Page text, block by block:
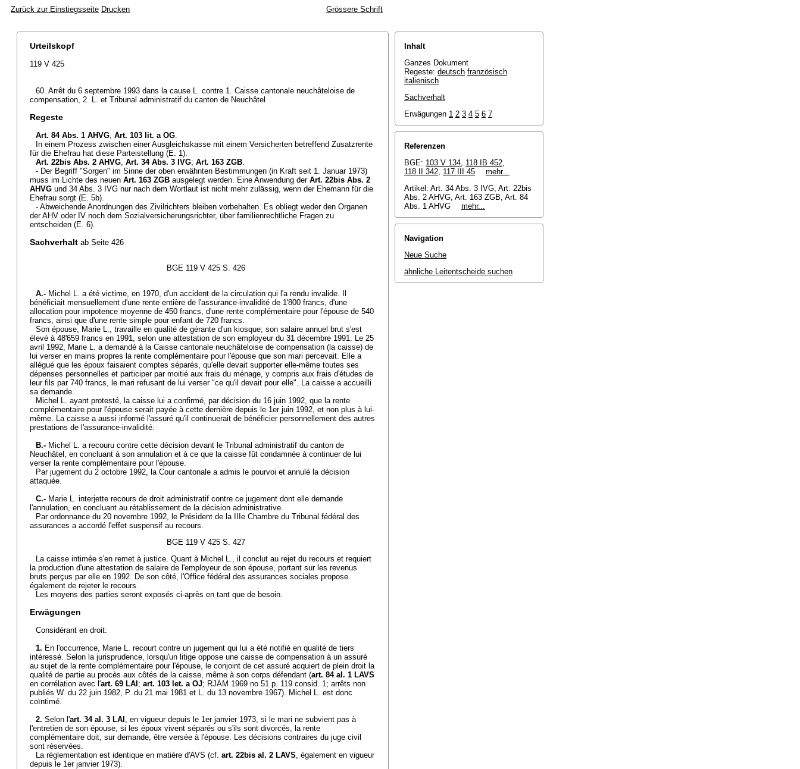
Zurück zur Einstiegsseite Drucken Grössere Schrift
Urteilskopf
119 V 425
60. Arrêt du 6 septembre 1993 dans la cause L. contre 1. Caisse cantonale neuchâteloise de
compensation, 2. L. et Tribunal administratif du canton de Neuchâtel
Regeste
Art. 84 Abs. 1 AHVG, Art. 103 lit. a OG.
In einem Prozess zwischen einer Ausgleichskasse mit einem Versicherten betreffend Zusatzrente
für die Ehefrau hat diese Parteistellung (E. 1).
Art. 22bis Abs. 2 AHVG, Art. 34 Abs. 3 IVG; Art. 163 ZGB.
- Der Begriff "Sorgen" im Sinne der oben erwähnten Bestimmungen (in Kraft seit 1. Januar 1973)
muss im Lichte des neuen Art. 163 ZGB ausgelegt werden. Eine Anwendung der Art. 22bis Abs. 2
AHVG und 34 Abs. 3 IVG nur nach dem Wortlaut ist nicht mehr zulässig, wenn der Ehemann für die
Ehefrau sorgt (E. 5b).
- Abweichende Anordnungen des Zivilrichters bleiben vorbehalten. Es obliegt weder den Organen
der AHV oder IV noch dem Sozialversicherungsrichter, über familienrechtliche Fragen zu
entscheiden (E. 6).
Sachverhalt ab Seite 426
BGE 119 V 425 S. 426
A.- Michel L. a été victime, en 1970, d'un accident de la circulation qui l'a rendu invalide. Il
bénéficiait mensuellement d'une rente entière de l'assurance-invalidité de 1'800 francs, d'une
allocation pour impotence moyenne de 450 francs, d'une rente complémentaire pour l'épouse de 540
francs, ainsi que d'une rente simple pour enfant de 720 francs.
Son épouse, Marie L., travaille en qualité de gérante d'un kiosque; son salaire annuel brut s'est
élevé à 48'659 francs en 1991, selon une attestation de son employeur du 31 décembre 1991. Le 25
avril 1992, Marie L. a demandé à la Caisse cantonale neuchâteloise de compensation (la caisse) de
lui verser en mains propres la rente complémentaire pour l'épouse que son mari percevait. Elle a
allégué que les époux faisaient comptes séparés, qu'elle devait supporter elle-même toutes ses
dépenses personnelles et participer par moitié aux frais du ménage, y compris aux frais d'études de
leur fils par 740 francs, le mari refusant de lui verser "ce qu'il devait pour elle". La caisse a accueilli
sa demande.
Michel L. ayant protesté, la caisse lui a confirmé, par décision du 16 juin 1992, que la rente
complémentaire pour l'épouse serait payée à cette dernière depuis le 1er juin 1992, et non plus à lui-
même. La caisse a aussi informé l'assuré qu'il continuerait de bénéficier personnellement des autres
prestations de l'assurance-invalidité.
B.- Michel L. a recouru contre cette décision devant le Tribunal administratif du canton de
Neuchâtel, en concluant à son annulation et à ce que la caisse fût condamnée à continuer de lui
verser la rente complémentaire pour l'épouse.
Par jugement du 2 octobre 1992, la Cour cantonale a admis le pourvoi et annulé la décision
attaquée.
C.- Marie L. interjette recours de droit administratif contre ce jugement dont elle demande
l'annulation, en concluant au rétablissement de la décision administrative.
Par ordonnance du 20 novembre 1992, le Président de la IIIe Chambre du Tribunal fédéral des
assurances a accordé l'effet suspensif au recours.
BGE 119 V 425 S. 427
La caisse intimée s'en remet à justice. Quant à Michel L., il conclut au rejet du recours et requiert
la production d'une attestation de salaire de l'employeur de son épouse, portant sur les revenus
bruts perçus par elle en 1992. De son côté, l'Office fédéral des assurances sociales propose
également de rejeter le recours.
Les moyens des parties seront exposés ci-après en tant que de besoin.
Erwägungen
Considérant en droit:
1. En l'occurrence, Marie L. recourt contre un jugement qui lui a été notifié en qualité de tiers
intéressé. Selon la jurisprudence, lorsqu'un litige oppose une caisse de compensation à un assuré
au sujet de la rente complémentaire pour l'épouse, le conjoint de cet assuré acquiert de plein droit la
qualité de partie au procès aux côtés de la caisse, même à son corps défendant (art. 84 al. 1 LAVS
en corrélation avec l'art. 69 LAI ; art. 103 let. a OJ; RJAM 1969 no 51 p. 119 consid. 1; arrêts non
publiés W. du 22 juin 1982, P. du 21 mai 1981 et L. du 13 novembre 1967). Michel L. est donc
coïntimé.
2. Selon l'art. 34 al. 3 LAI , en vigueur depuis le 1er janvier 1973, si le mari ne subvient pas à
l'entretien de son épouse, si les époux vivent séparés ou s'ils sont divorcés, la rente
complémentaire doit, sur demande, être versée à l'épouse. Les décisions contraires du juge civil
sont réservées.
La réglementation est identique en matière d'AVS (cf. art. 22bis al. 2 LAVS, également en vigueur
depuis le 1er janvier 1973).
Inhalt
Ganzes Dokument
Regeste: deutsch französisch
italienisch
Sachverhalt
Erwägungen 1 2 3 4 5 6 7
Referenzen
BGE: 103 V 134, 118 IB 452,
118 II 342, 117 III 45
mehr...
Artikel: Art. 34 Abs. 3 IVG, Art. 22bis
Abs. 2 AHVG, Art. 163 ZGB, Art. 84
Abs. 1 AHVG
mehr...
Navigation
Neue Suche
ähnliche Leitentscheide suchen